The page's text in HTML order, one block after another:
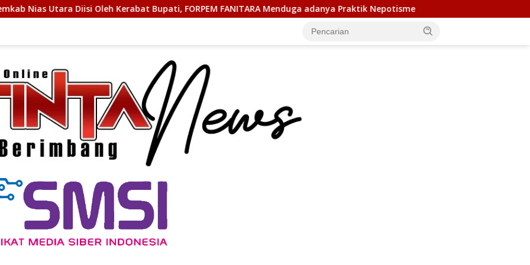
Bupati, FORPEM FANITARA Menduga adanya Praktik Nepotisme Duta Genre Harus Jadi Penggerak Remaja,